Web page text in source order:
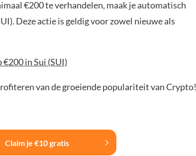
€200 te verhandelen, maak je automatisch
Deze actie is geldig voor zowel nieuwe als
in Sui (SUI)
van de groeiende populariteit van Crypto!
Claim je €10 gratis